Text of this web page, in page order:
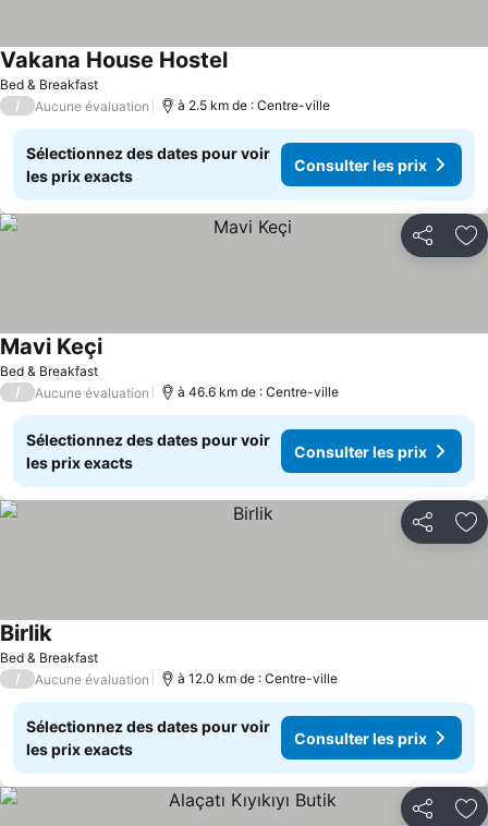
Bed & Breakfast
Vakana House Hostel
/ Aucune évaluation à 2.5 km de : Centre-ville
Sélectionnez des dates pour voir
les prix exacts
Consulter les prix
Partager
Bed & Breakfast
Mavi Keçi
/ Aucune évaluation à 46.6 km de : Centre-ville
Sélectionnez des dates pour voir
les prix exacts
Consulter les prix
Partager
Bed & Breakfast
Birlik
/ Aucune évaluation à 12.0 km de : Centre-ville
Sélectionnez des dates pour voir
les prix exacts
Consulter les prix
Partager